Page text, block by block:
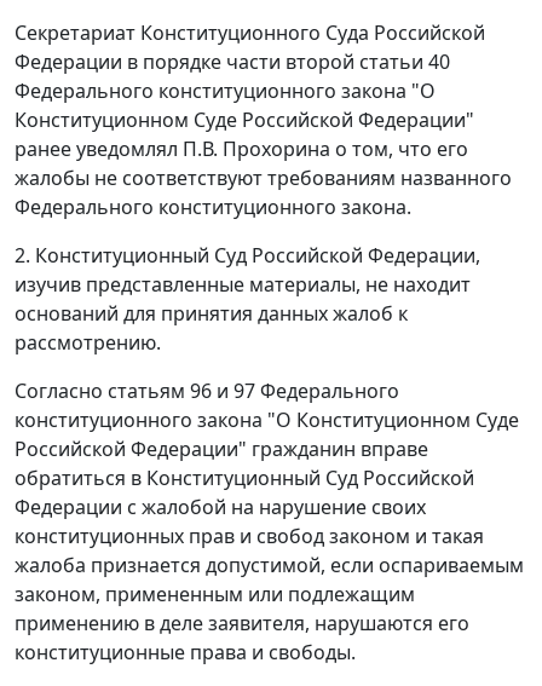
Секретариат Конституционного Суда Российской
Федерации в порядке части второй статьи 40
Федерального конституционного закона "О
Конституционном Суде Российской Федерации"
ранее уведомлял П.В. Прохорина о том, что его
жалобы не соответствуют требованиям названного
Федерального конституционного закона.
2. Конституционный Суд Российской Федерации,
изучив представленные материалы, не находит
оснований для принятия данных жалоб к
рассмотрению.
Согласно статьям 96 и 97Федерального
конституционного закона "О Конституционном Суде
Российской Федерации" гражданин вправе
обратиться в Конституционный Суд Российской
Федерации с жалобой на нарушение своих
конституционных прав и свобод законом и такая
жалоба признается допустимой, если оспариваемым
законом, примененным или подлежащим
применению в деле заявителя, нарушаются его
конституционные права и свободы.